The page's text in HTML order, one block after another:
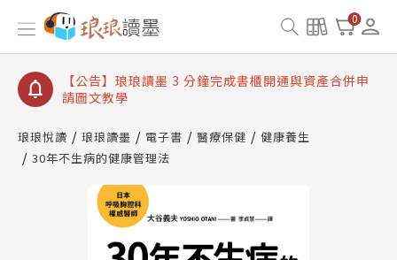
0
【公告】琅琅讀墨數位閱讀資產合併與書櫃開通申請
【公告】琅琅讀墨書櫃開通常見問題
【公告】琅琅讀墨 3 分鐘完成書櫃開通與資產合併申
請圖文教學
查詢
【公告】琅琅讀墨數位閱讀資產合併與書櫃開通申請
琅琅悅讀 琅琅讀墨 電子書 醫療保健
健康養生
30年不生病的健康管理法